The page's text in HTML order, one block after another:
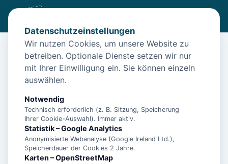
/Unterkünfte /Borkum/
Borkum – Ferienwohnung Borkumidylle für 4 Personen
Borkum – Ferienwohnung
Borkumidylle für 4 Personen
26757 Borkum
Datenschutzeinstellungen
Wir nutzen Cookies, um unsere Website zu
betreiben. Optionale Dienste setzen wir nur
mit Ihrer Einwilligung ein. Sie können einzeln
auswählen.
Notwendig
Technisch erforderlich (z. B. Sitzung, Speicherung
Ihrer Cookie-Auswahl). Immer aktiv.
Statistik – Google Analytics
Anonymisierte Webanalyse (Google Ireland Ltd.),
Speicherdauer der Cookies 2 Jahre.
Karten – OpenStreetMap